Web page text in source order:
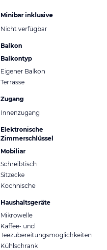
Minibar inklusive
Nicht verfügbar
Balkon
Balkontyp
Eigener Balkon
Terrasse
Zugang
Innenzugang
Elektronische
Zimmerschlüssel
Mobiliar
Schreibtisch
Sitzecke
Kochnische
Haushaltsgeräte
Mikrowelle
Kaffee- und
Teezubereitungsmöglichkeiten
Kühlschrank